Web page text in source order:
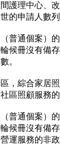
護理中心、
的申請人數
通個案）的
候冊沒有備
。
，綜合家居
區照顧服務
通個案）的
候冊沒有備
運服務的非